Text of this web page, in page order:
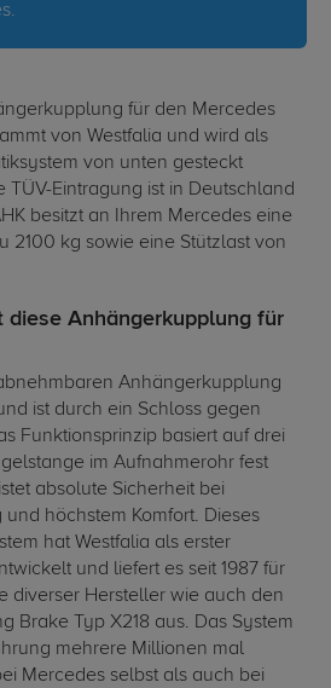
für den Mercedes
von Westfalia und wird als
von unten gesteckt
TÜV-Eintragung ist in Deutschland
besitzt an Ihrem Mercedes eine
2100 kg sowie eine Stützlast von
diese Anhängerkupplung für
Anhängerkupplung
ist durch ein Schloss gegen
Funktionsprinzip basiert auf drei
im Aufnahmerohr fest
absolute Sicherheit bei
höchstem Komfort. Dieses
hat Westfalia als erster
und liefert es seit 1987 für
diverser Hersteller wie auch den
Brake Typ X218 aus. Das System
mehrere Millionen mal
Mercedes selbst als auch bei